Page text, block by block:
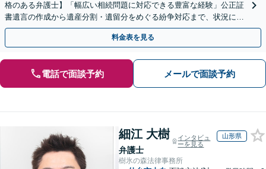
格のある弁護士】「幅広い相続問題に対応できる豊富な経験」公正証
書遺言の作成から遺産分割・遺留分をめぐる紛争対応まで、状況に応
じた最適な方法をご提案します【夜間相談可】
料金表を見る
電話で面談予約 メールで面談予約
細江 大樹
弁護士
インタビュ
ーを見る
山形県
樹氷の森法律事務所